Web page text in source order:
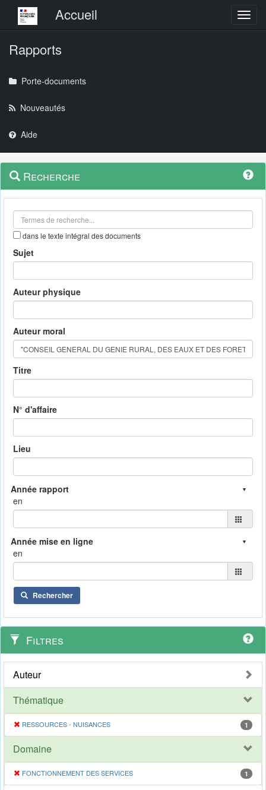
Menu principalAccueil
Rapports
Porte-documents
Nouveautés
Aide
Navigation
outils
Menu
contextuel
Recherche
dans le texte intégral des documents
Sujet
Auteur physique
Auteur moral
Titre
N° d'affaire
Lieu
en
en
Rechercher
Filtres
Auteur
Thématique
RESSOURCES - NUISANCES 1
Domaine
FONCTIONNEMENT DES SERVICES 1